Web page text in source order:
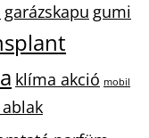
garázskapu gumi
klíma akció mobil